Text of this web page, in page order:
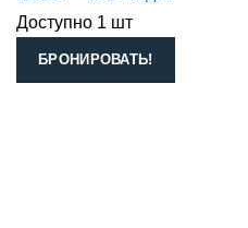
Доступно 1 шт
БРОНИРОВАТЬ!